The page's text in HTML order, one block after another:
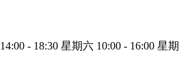
14:00 - 18:30 星期六 10:00 - 16:00 星期